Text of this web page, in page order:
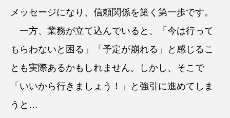
メッセージになり、信頼関係を築く第一歩です。
一方、業務が立て込んでいると、「今は行って
もらわないと困る」「予定が崩れる」と感じるこ
とも実際あるかもしれません。しかし、そこで
「いいから行きましょう！」と強引に進めてしま
うと…